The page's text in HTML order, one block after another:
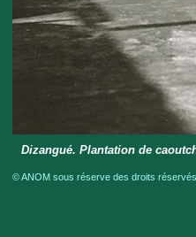
Dizangué. Plantation de
© ANOM sous réserve des droits